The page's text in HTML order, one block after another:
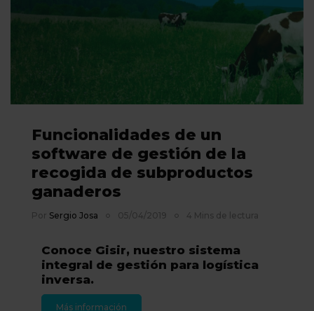
Funcionalidades de un
software de gestión de la
recogida de subproductos
ganaderos
Por Sergio Josa 05/04/2019 4 Mins de lectura
Conoce Gisir, nuestro sistema
integral de gestión para logística
inversa.
Más información